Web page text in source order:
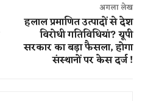
अगला लेख
हलाल प्रमाणित उत्पादों से देश
विरोधी गतिविधियां? यूपी
सरकार का बड़ा फैसला, होगा
संस्थानों पर केस दर्ज !